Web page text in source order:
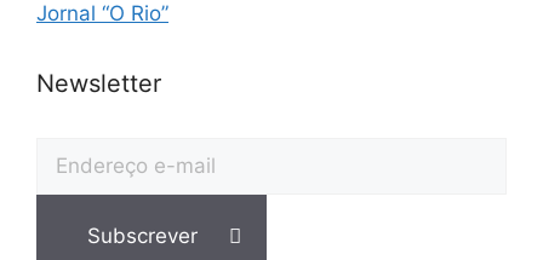
Jornal “O Rio”
Newsletter